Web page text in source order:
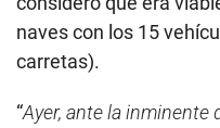
naves con los 15
carretas).
“Ayer, ante la inminente